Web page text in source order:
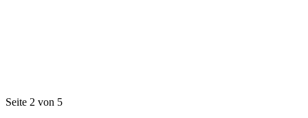
Seite 2 von 5